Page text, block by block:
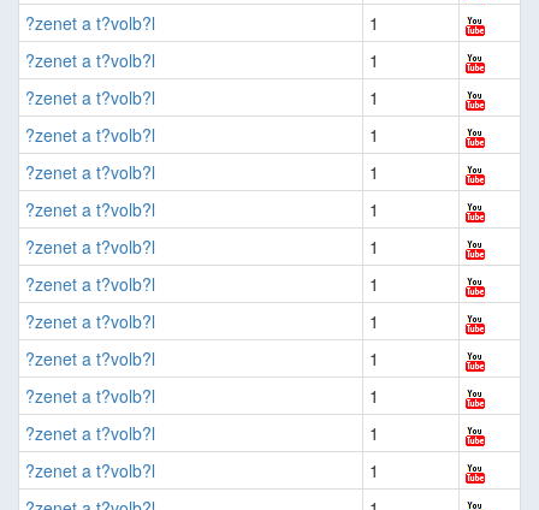
?zenet a t?volb?l
1
?zenet a t?volb?l
1
?zenet a t?volb?l
1
?zenet a t?volb?l
1
?zenet a t?volb?l
1
?zenet a t?volb?l
1
?zenet a t?volb?l
1
?zenet a t?volb?l
1
?zenet a t?volb?l
1
?zenet a t?volb?l
1
?zenet a t?volb?l
1
?zenet a t?volb?l
1
?zenet a t?volb?l
1